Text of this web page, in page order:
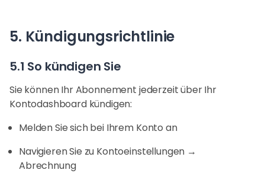
5. Kündigungsrichtlinie
5.1 So kündigen Sie
Sie können Ihr Abonnement jederzeit über Ihr
Kontodashboard kündigen:
Melden Sie sich bei Ihrem Konto an
Navigieren Sie zu Kontoeinstellungen →
Abrechnung